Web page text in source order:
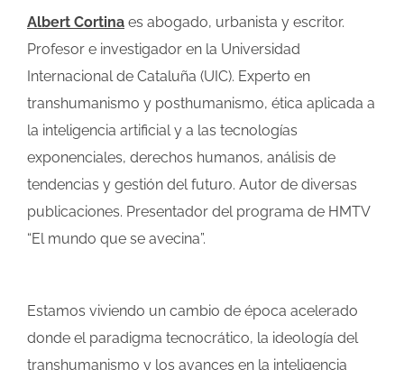
Albert Cortina es abogado, urbanista y escritor.
Profesor e investigador en la Universidad
Internacional de Cataluña (UIC). Experto en
transhumanismo y posthumanismo, ética aplicada a
la inteligencia artificial y a las tecnologías
exponenciales, derechos humanos, análisis de
tendencias y gestión del futuro. Autor de diversas
publicaciones. Presentador del programa de HMTV
“El mundo que se avecina”.
Estamos viviendo un cambio de época acelerado
donde el paradigma tecnocrático, la ideología del
transhumanismo y los avances en la inteligencia